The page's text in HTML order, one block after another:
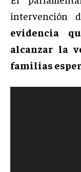
intervención
evidencia
alcanzar la
familias